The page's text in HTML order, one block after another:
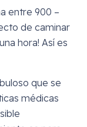
entre 900 –
de caminar
hora! Así es
que se
médicas